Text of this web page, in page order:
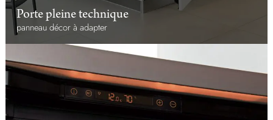
Porte pleine technique
panneau décor à adapter